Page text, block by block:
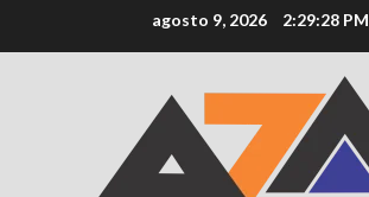
al
agosto 9, 2026 2:29:29 PM